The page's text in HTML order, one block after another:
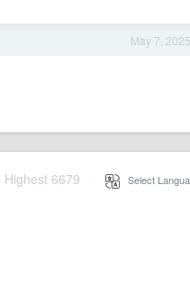
May 7, 2025
Highest 6679 Select